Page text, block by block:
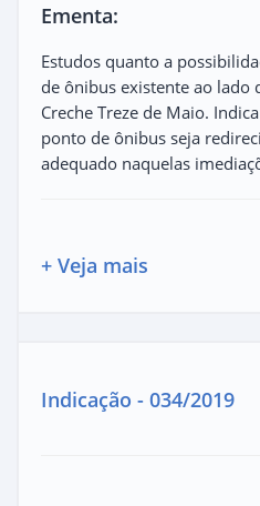
Ementa:
Estudos quanto a
de ônibus existente ao lado
Creche Treze de Maio.
ponto de ônibus seja
adequado naquelas
+ Veja mais
Indicação - 034/2019